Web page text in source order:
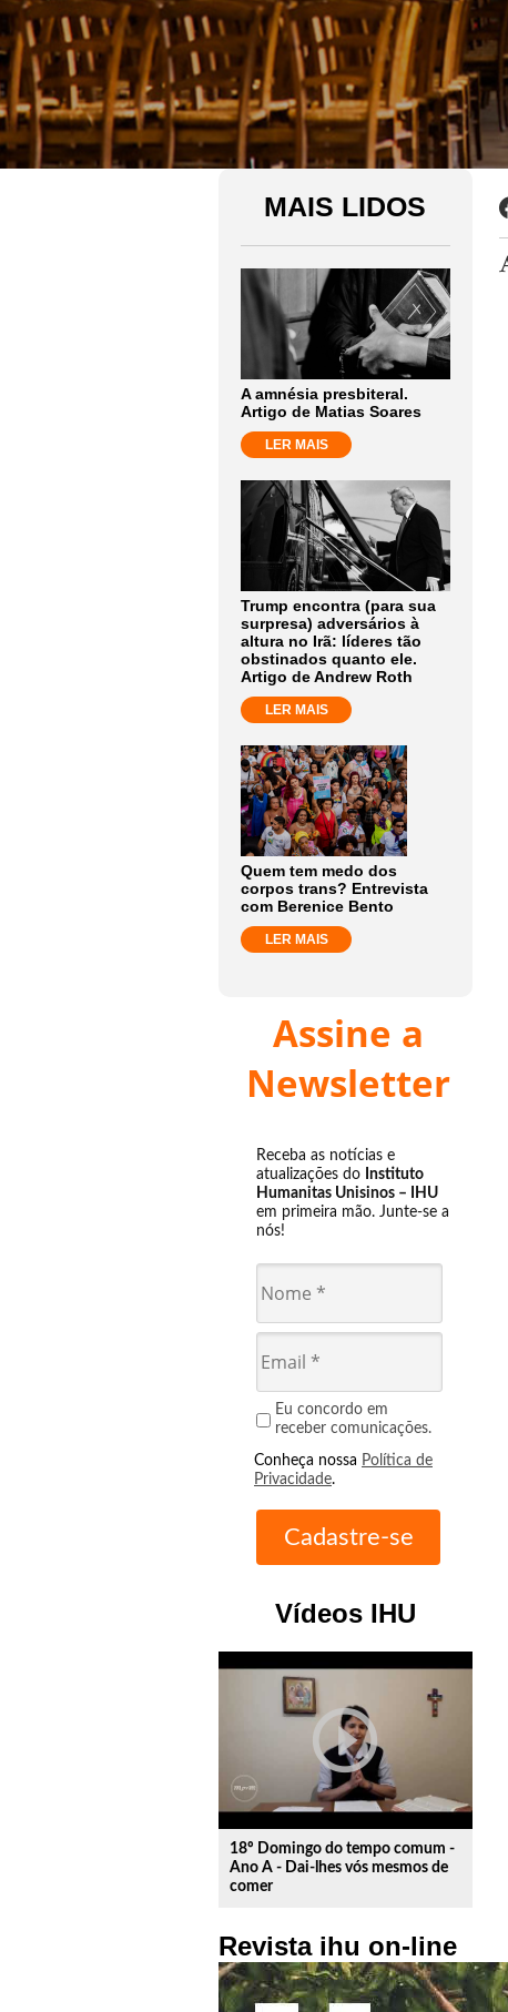
MAIS LIDOS
A amnésia presbiteral.
Artigo de Matias Soares
LER MAIS
Trump encontra (para sua
surpresa) adversários à
altura no Irã: líderes tão
obstinados quanto ele.
Artigo de Andrew Roth
LER MAIS
Quem tem medo dos
corpos trans? Entrevista
com Berenice Bento
LER MAIS
Assine a
Newsletter
Receba as notícias e
atualizações do Instituto
Humanitas Unisinos – IHU
em primeira mão. Junte-se a
nós!
Eu concordo em
receber comunicações.
Conheça nossa Política de
Privacidade.
Vídeos IHU
play_circle_outline
18º Domingo do tempo comum -
Ano A - Dai-lhes vós mesmos de
comer
Revista ihu on-line